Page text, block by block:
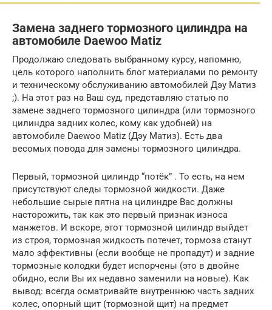
Замена заднего тормозного цилиндра на
автомобиле Daewoo Matiz
Продолжаю следовать выбранному курсу, напомню,
цель которого наполнить блог материалами по ремонту
и техническому обслуживанию автомобилей Дэу Матиз
;). На этот раз на Ваш суд, представляю статью по
замене заднего тормозного цилиндра (или тормозного
цилиндра задних колес, кому как удобней) на
автомобиле Daewoo Matiz (Дэу Матиз). Есть два
весомых повода для замены тормозного цилиндра.
Первый, тормозной цилиндр “потёк” . То есть, на нем
присутствуют следы тормозной жидкости. Даже
небольшие сырые пятна на цилиндре Вас должны
насторожить, так как это первый признак износа
манжетов. И вскоре, этот тормозной цилиндр выйдет
из строя, тормозная жидкость потечет, тормоза станут
мало эффективны (если вообще не пропадут) и задние
тормозные колодки будет испорчены (это в двойне
обидно, если Вы их недавно заменили на новые). Как
вывод: всегда осматривайте внутреннюю часть задних
колес, опорный щит (тормозной щит) на предмет